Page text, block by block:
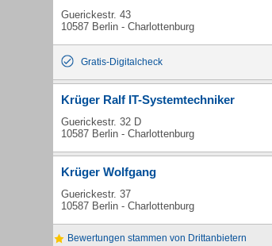
Guerickestr. 43
10587 Berlin - Charlottenburg
Gratis-Digitalcheck
Krüger Ralf IT-Systemtechniker
Guerickestr. 32 D
10587 Berlin - Charlottenburg
Krüger Wolfgang
Guerickestr. 37
10587 Berlin - Charlottenburg
Bewertungen stammen von Drittanbietern